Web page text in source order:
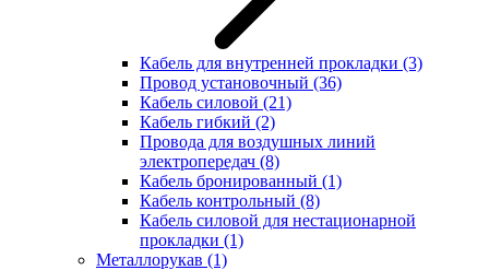
Кабель для внутренней прокладки (3)
Провод установочный (36)
Кабель силовой (21)
Кабель гибкий (2)
Провода для воздушных линий
электропередач (8)
Кабель бронированный (1)
Кабель контрольный (8)
Кабель силовой для нестационарной
прокладки (1)
Металлорукав (1)